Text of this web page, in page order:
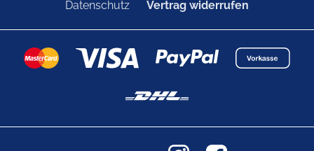
Datenschutz Vertrag widerrufen